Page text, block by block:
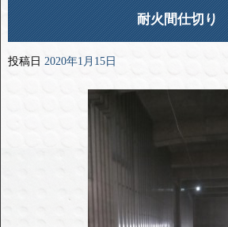
耐火間仕切り
投稿日 2020年1月15日